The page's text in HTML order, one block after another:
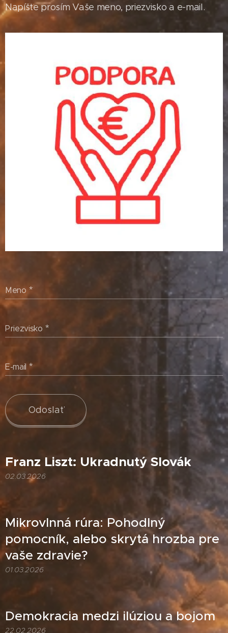
Napíšte prosím Vaše meno, priezvisko a e-mail.
Meno
Priezvisko
E-mail
Odoslať
Franz Liszt: Ukradnutý Slovák
02.03.2026
Mikrovlnná rúra: Pohodlný
pomocník, alebo skrytá hrozba pre
vaše zdravie?
01.03.2026
Demokracia medzi ilúziou a bojom
22.02.2026